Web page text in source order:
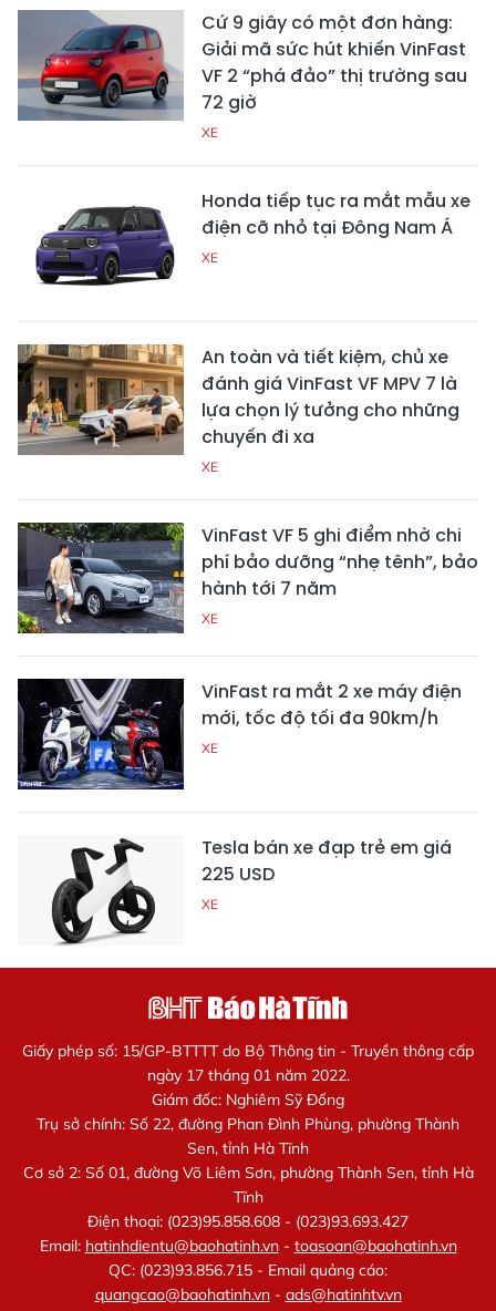
Cứ 9 giây có một đơn hàng:
Giải mã sức hút khiến VinFast
VF 2 “phá đảo” thị trường sau
72 giờ
XE
Honda tiếp tục ra mắt mẫu xe
điện cỡ nhỏ tại Đông Nam Á
XE
An toàn và tiết kiệm, chủ xe
đánh giá VinFast VF MPV 7 là
lựa chọn lý tưởng cho những
chuyến đi xa
XE
VinFast VF 5 ghi điểm nhờ chi
phí bảo dưỡng “nhẹ tênh”, bảo
hành tới 7 năm
XE
VinFast ra mắt 2 xe máy điện
mới, tốc độ tối đa 90km/h
XE
Tesla bán xe đạp trẻ em giá
225 USD
XE
Giấy phép số: 15/GP-BTTTT do Bộ Thông tin - Truyền thông cấp
ngày 17 tháng 01 năm 2022.
Giám đốc: Nghiêm Sỹ Đống
Trụ sở chính: Số 22, đường Phan Đình Phùng, phường Thành
Sen, tỉnh Hà Tĩnh
Cơ sở 2: Số 01, đường Võ Liêm Sơn, phường Thành Sen, tỉnh Hà
Tĩnh
Điện thoại: (023)95.858.608 - (023)93.693.427
Email: hatinhdientu@baohatinh.vn- toasoan@baohatinh.vn
QC: (023)93.856.715 - Email quảng cáo:
quangcao@baohatinh.vn- ads@hatinhtv.vn